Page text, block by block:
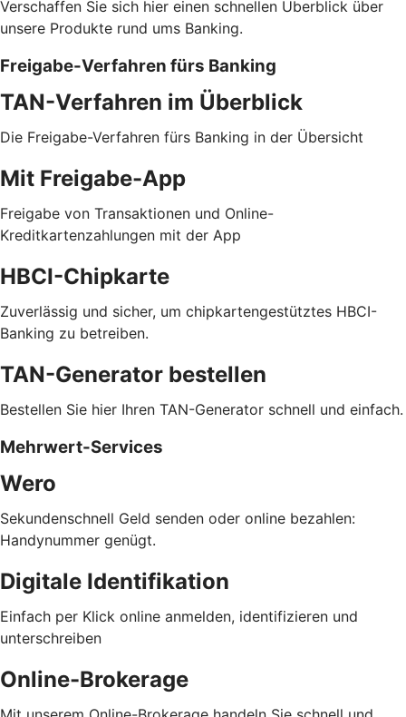
Verschaffen Sie sich hier einen schnellen Überblick über
unsere Produkte rund ums Banking.
Freigabe-Verfahren fürs Banking
TAN-Verfahren im Überblick
Die Freigabe-Verfahren fürs Banking in der Übersicht
Mit Freigabe-App
Freigabe von Transaktionen und Online-
Kreditkartenzahlungen mit der App
HBCI-Chipkarte
Zuverlässig und sicher, um chipkartengestütztes HBCI-
Banking zu betreiben.
TAN-Generator bestellen
Bestellen Sie hier Ihren TAN-Generator schnell und einfach.
Mehrwert-Services
Wero
Sekundenschnell Geld senden oder online bezahlen:
Handynummer genügt.
Digitale Identifikation
Einfach per Klick online anmelden, identifizieren und
unterschreiben
Online-Brokerage